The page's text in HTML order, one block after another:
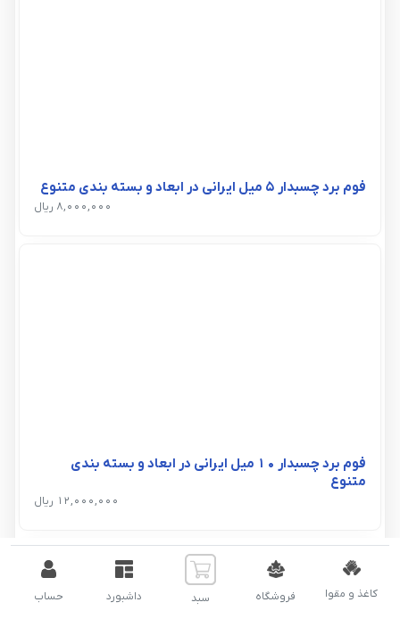
کاغذ و مقوا فروشگاه سبد داشبورد حساب
فوم برد چسبدار 5 میل ایرانی در ابعاد و بسته بندی متنوع
8,000,000 ریال
فوم برد چسبدار 10 میل ایرانی در ابعاد و بسته بندی
متنوع
12,000,000 ریال